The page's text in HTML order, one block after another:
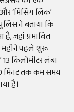
‘मिसिंग लिंक’
ने बताया कि
जहां प्रभावित
महीने पहले शुरू
किलोमीटर लंबा
मिनट तक कम समय
है।